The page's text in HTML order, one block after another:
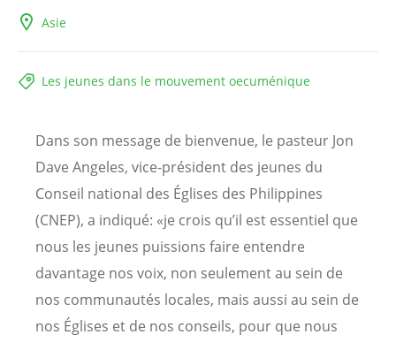
Asie
Les jeunes dans le mouvement oecuménique
Dans son message de bienvenue, le pasteur Jon
Dave Angeles, vice-président des jeunes du
Conseil national des Églises des Philippines
(CNEP), a indiqué: «je crois qu’il est essentiel que
nous les jeunes puissions faire entendre
davantage nos voix, non seulement au sein de
nos communautés locales, mais aussi au sein de
nos Églises et de nos conseils, pour que nous